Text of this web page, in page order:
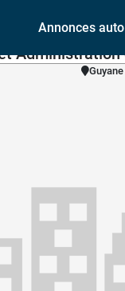
Annonces auto
Guyane